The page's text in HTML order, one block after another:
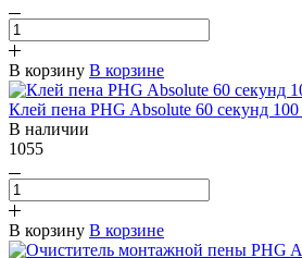
В корзину В корзине
Клей пена PHG Absolute 60 секунд 100
В наличии
1055
В корзину В корзине